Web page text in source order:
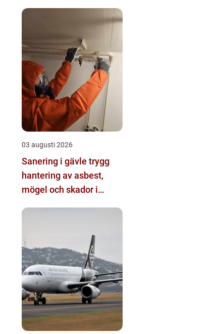
03 augusti 2026
Sanering i gävle trygg
hantering av asbest,
mögel och skador i